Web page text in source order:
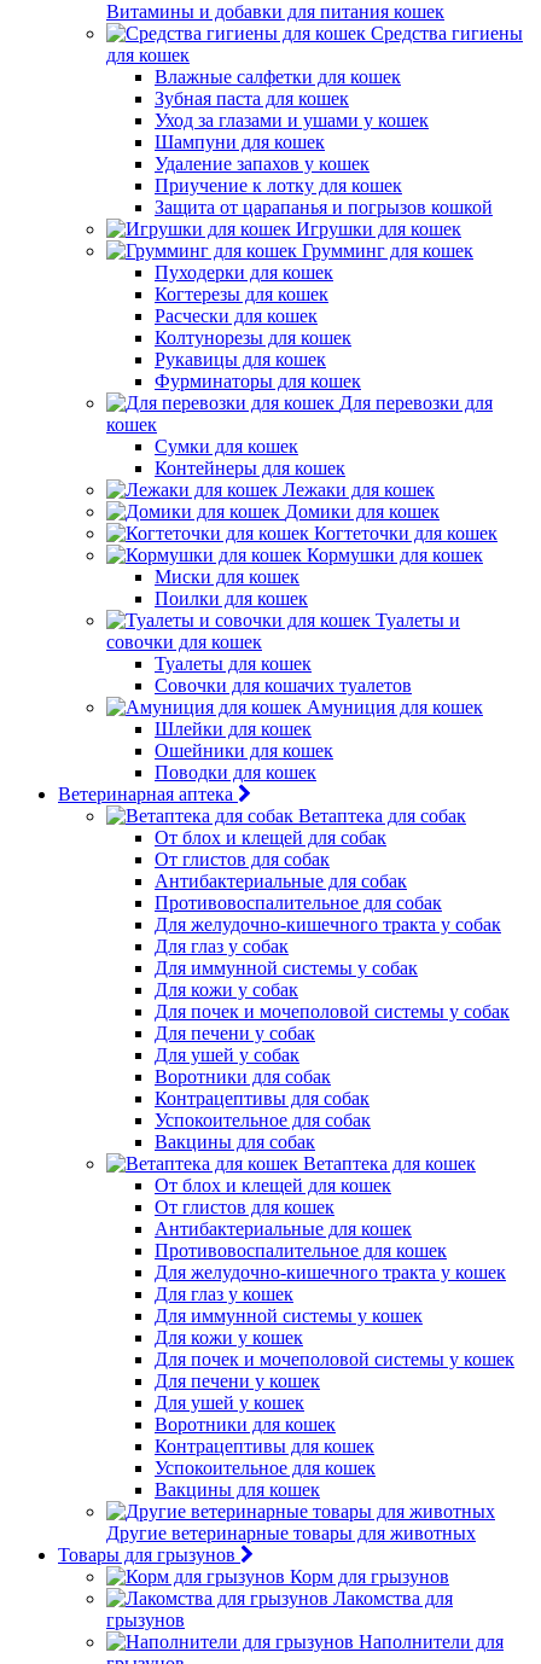
Витамины и добавки для питания кошек
Средства гигиены
для кошек
Влажные салфетки для кошек
Зубная паста для кошек
Уход за глазами и ушами у кошек
Шампуни для кошек
Удаление запахов у кошек
Приучение к лотку для кошек
Защита от царапанья и погрызов кошкой
Игрушки для кошек
Грумминг для кошек
Пуходерки для кошек
Когтерезы для кошек
Расчески для кошек
Колтунорезы для кошек
Рукавицы для кошек
Фурминаторы для кошек
Для перевозки для
кошек
Сумки для кошек
Контейнеры для кошек
Лежаки для кошек
Домики для кошек
Когтеточки для кошек
Кормушки для кошек
Миски для кошек
Поилки для кошек
Туалеты и
совочки для кошек
Туалеты для кошек
Совочки для кошачих туалетов
Амуниция для кошек
Шлейки для кошек
Ошейники для кошек
Поводки для кошек
Ветеринарная аптека
Ветаптека для собак
От блох и клещей для собак
От глистов для собак
Антибактериальные для собак
Противовоспалительное для собак
Для желудочно-кишечного тракта у собак
Для глаз у собак
Для иммунной системы у собак
Для кожи у собак
Для почек и мочеполовой системы у собак
Для печени у собак
Для ушей у собак
Воротники для собак
Контрацептивы для собак
Успокоительное для собак
Вакцины для собак
Ветаптека для кошек
От блох и клещей для кошек
От глистов для кошек
Антибактериальные для кошек
Противовоспалительное для кошек
Для желудочно-кишечного тракта у кошек
Для глаз у кошек
Для иммунной системы у кошек
Для кожи у кошек
Для почек и мочеполовой системы у кошек
Для печени у кошек
Для ушей у кошек
Воротники для кошек
Контрацептивы для кошек
Успокоительное для кошек
Вакцины для кошек
Другие ветеринарные товары для животных
Товары для грызунов
Корм для грызунов
Лакомства для
грызунов
Наполнители для